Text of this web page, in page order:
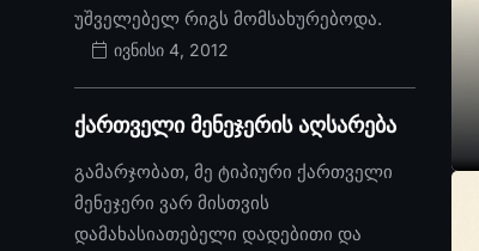
უშველებელ რიგს მომსახურებოდა.
ივნისი 4, 2012
ქართველი მენეჯერის აღსარება
გამარჯობათ, მე ტიპიური ქართველი
მენეჯერი ვარ მისთვის
დამახასიათებელი დადებითი და